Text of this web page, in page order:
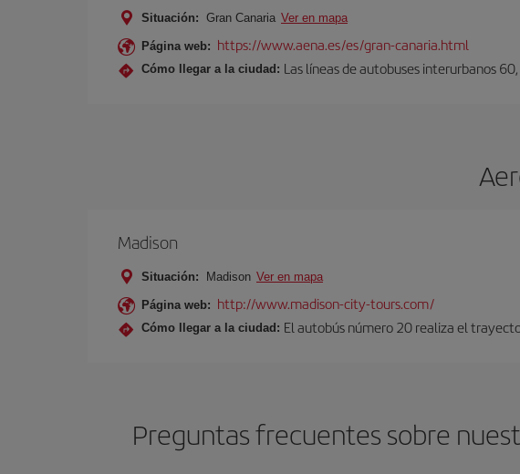
Situación: Gran Canaria Ver en mapa
Página web: https://www.aena.es/es/gran-canaria.html
Cómo llegar a la ciudad: Las líneas de autobuses interurbanos
Madison
Situación: Madison Ver en mapa
Página web: http://www.madison-city-tours.com/
Cómo llegar a la ciudad: El autobús número 20 realiza el
Preguntas frecuentes sobre